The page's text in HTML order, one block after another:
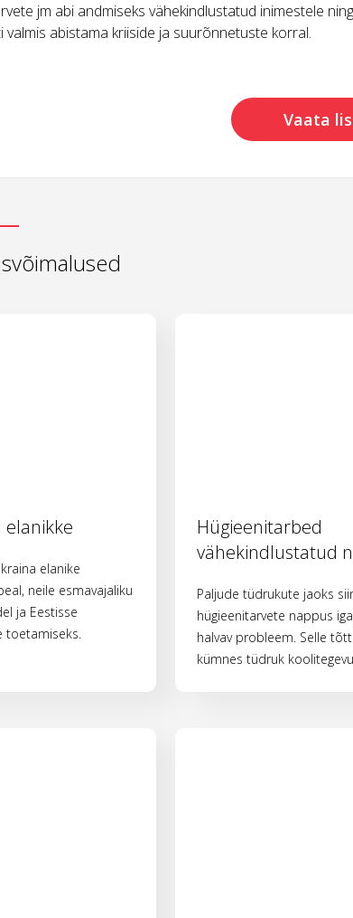
jm abi andmiseks vähekindlustatud inimestele
valmis abistama kriiside ja suurõnnetuste korral.
Vaata
elanikke
elanike
neile esmavajaliku
ja Eestisse
toetamiseks.
Hügieenitarbed
vähekindlustatud
Paljude tüdrukute jaoks
hügieenitarvete nappus
halvav probleem. Selle
kümnes tüdruk